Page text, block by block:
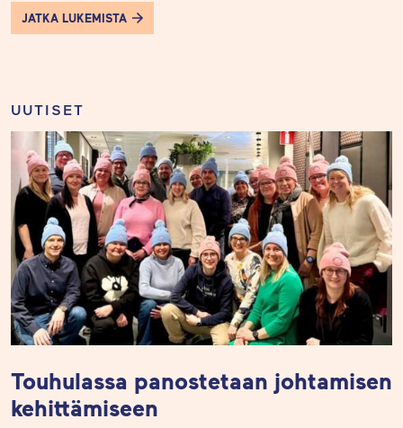
JATKA LUKEMISTA
UUTISET
Touhulassa panostetaan johtamisen
kehittämiseen